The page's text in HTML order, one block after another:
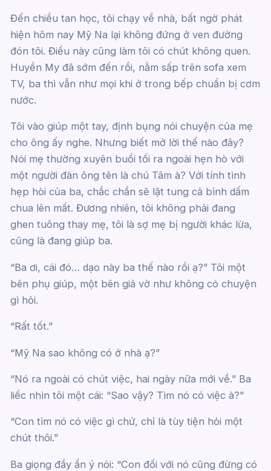
Đến chiều tan học, tôi chạy về nhà, bất ngờ phát
hiện hôm nay Mỹ Na lại không đứng ở ven đường
đón tôi. Điều này cũng làm tôi có chút không quen.
Huyền My đã sớm đến rồi, nằm sấp trên sofa xem
TV, ba thì vẫn như mọi khi ở trong bếp chuẩn bị cơm
nước.
Tôi vào giúp một tay, định bụng nói chuyện của mẹ
cho ông ấy nghe. Nhưng biết mở lời thế nào đây?
Nói mẹ thường xuyên buổi tối ra ngoài hẹn hò với
một người đàn ông tên là chú Tâm à? Với tính tình
hẹp hòi của ba, chắc chắn sẽ lật tung cả bình dấm
chua lên mất. Đương nhiên, tôi không phải đang
ghen tuông thay mẹ, tôi là sợ mẹ bị người khác lừa,
cũng là đang giúp ba.
“Ba ơi, cái đó… dạo này ba thế nào rồi ạ?” Tôi một
bên phụ giúp, một bên giả vờ như không có chuyện
gì hỏi.
“Rất tốt.”
“Mỹ Na sao không có ở nhà ạ?”
“Nó ra ngoài có chút việc, hai ngày nữa mới về.” Ba
liếc nhìn tôi một cái: “Sao vậy? Tìm nó có việc à?”
“Con tìm nó có việc gì chứ, chỉ là tùy tiện hỏi một
chút thôi.”
Ba giọng đầy ẩn ý nói: “Con đối với nó cũng đừng có